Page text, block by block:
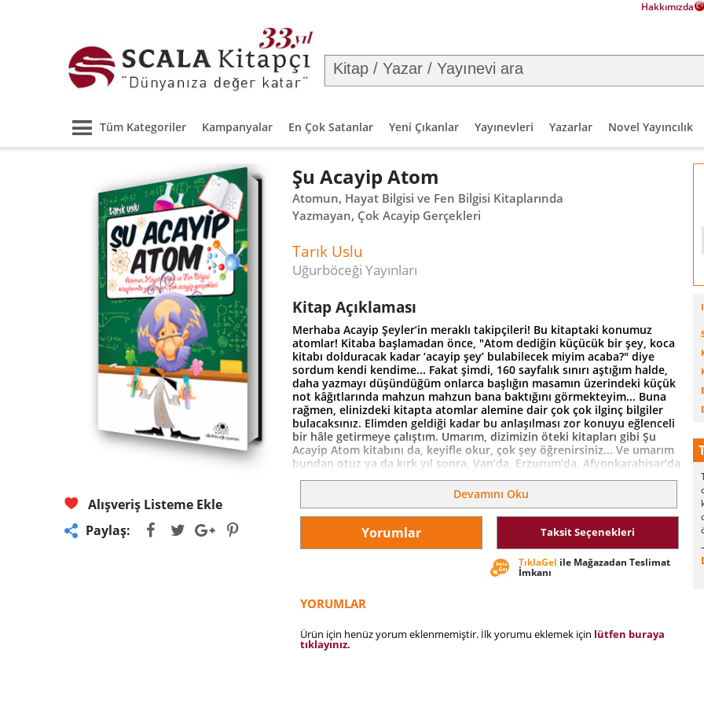
Hakkımızda
Tüm Kategoriler Kampanyalar En Çok Satanlar Yeni Çıkanlar Yayınevleri Yazarlar Novel Yayıncılık
Alışveriş Listeme Ekle
Paylaş:
Şu Acayip Atom
Atomun, Hayat Bilgisi ve Fen Bilgisi Kitaplarında
Yazmayan, Çok Acayip Gerçekleri
Tarık Uslu
Uğurböceği Yayınları
Kitap Açıklaması
Merhaba Acayip Şeyler’in meraklı takipçileri! Bu kitaptaki konumuz
atomlar! Kitaba başlamadan önce, "Atom dediğin küçücük bir şey, koca
kitabı dolduracak kadar ‘acayip şey’ bulabilecek miyim acaba?" diye
sordum kendi kendime... Fakat şimdi, 160 sayfalık sınırı aştığım halde,
daha yazmayı düşündüğüm onlarca başlığın masamın üzerindeki küçük
not kâğıtlarında mahzun mahzun bana baktığını görmekteyim... Buna
rağmen, elinizdeki kitapta atomlar alemine dair çok çok ilginç bilgiler
bulacaksınız. Elimden geldiği kadar bu anlaşılması zor konuyu eğlenceli
bir hâle getirmeye çalıştım. Umarım, dizimizin öteki kitapları gibi Şu
Acayip Atom kitabını da, keyifle okur, çok şey öğrenirsiniz... Ve umarım
bundan otuz ya da kırk yıl sonra, Van’da, Erzurum’da, Afyonkarahisar’da
Hümeyra olan bir Atom Fiziği profesörünün, Nobel Fizik Ödülü’nü almak
için çıktığı kürsüde, konuşmasına şu şekilde başladığını duyabilirim: "Ben
çocukken babam bana Şu Acayip Atom adlı bir kitap almıştı. Gerçekten
çok acayip bir kitaptı... " İşte Şu Acayip Atom kitabında okuyacağınız
konu başlıkları: Atom çağı nasıl başladı? Atomun büyük küçüklüğü Büyük
boşluk Nötronlar ve Protonlar Kehribar taşının esrarı Bir takım tuhaf
deneyler Elektrik nasıl çarpar? Kurşunkalemin ucundaki en son atom En
mu? E=mc2 Moriwaki Yoko’nun son günü
Devamını Oku
Yorumlar Taksit Seçenekleri
TıklaGel ile Mağazadan Teslimat
İmkanı
YORUMLAR
Ürün için henüz yorum eklenmemiştir. İlk yorumu eklemek için lütfen buraya
tıklayınız.